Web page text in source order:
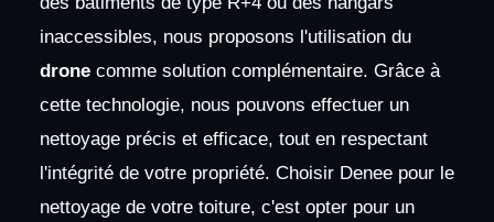
inaccessibles, nous proposons l'utilisation du
dronecomme solution complémentaire. Grâce à
cette technologie, nous pouvons effectuer un
nettoyage précis et efficace, tout en respectant
l'intégrité de votre propriété. Choisir Denee pour le
nettoyage de votre toiture, c'est opter pour un